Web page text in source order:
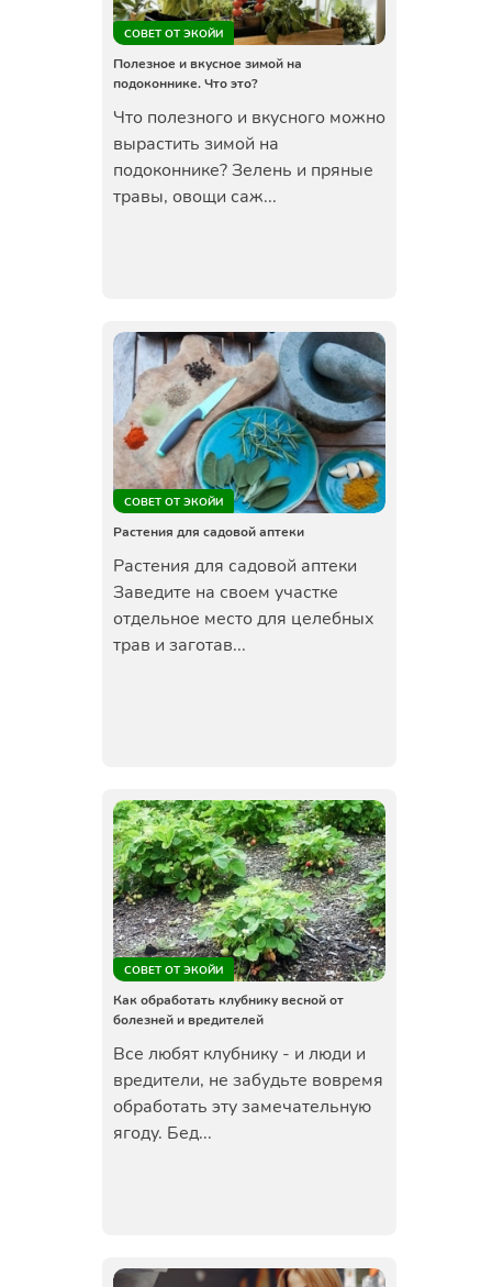
СОВЕТ ОТ ЭКОЙИ
Полезное и вкусное зимой на
подоконнике. Что это?
Что полезного и вкусного можно
вырастить зимой на
подоконнике? Зелень и пряные
травы, овощи саж...
СОВЕТ ОТ ЭКОЙИ
Растения для садовой аптеки
Растения для садовой аптеки
Заведите на своем участке
отдельное место для целебных
трав и заготав...
СОВЕТ ОТ ЭКОЙИ
Как обработать клубнику весной от
болезней и вредителей
Все любят клубнику - и люди и
вредители, не забудьте вовремя
обработать эту замечательную
ягоду. Бед...